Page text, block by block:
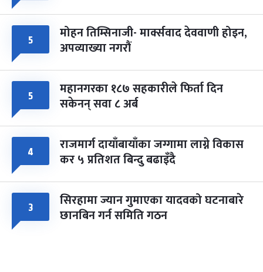
५ मोहन तिम्सिनाजी- मार्क्सवाद देववाणी होइन,
अपव्याख्या नगरौं
५ महानगरका १८७ सहकारीले फिर्ता दिन
सकेनन् सवा ८ अर्ब
४ राजमार्ग दायाँबायाँका जग्गामा लाग्ने विकास
कर ५ प्रतिशत बिन्दु बढाइँदै
३ सिरहामा ज्यान गुमाएका यादवको घटनाबारे
छानबिन गर्न समिति गठन